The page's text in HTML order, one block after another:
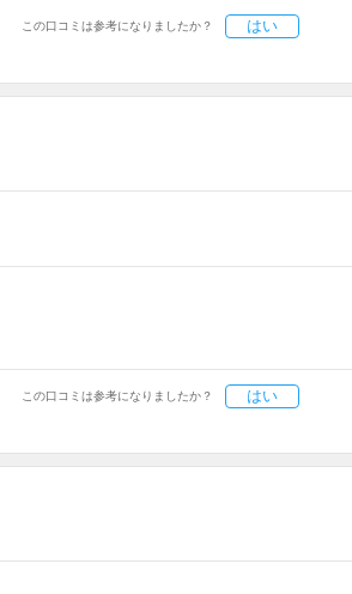
この口コミは参考になりましたか？ はい
この口コミは参考になりましたか？ はい